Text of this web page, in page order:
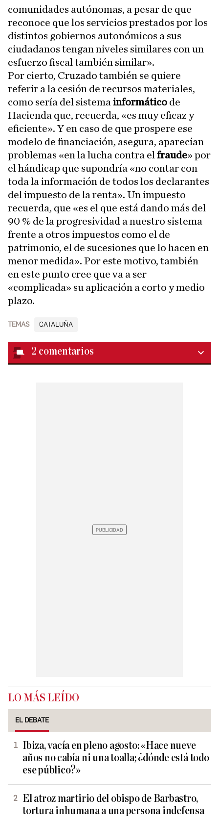
comunidades autónomas, a pesar de que
reconoce que los servicios prestados por los
distintos gobiernos autonómicos a sus
ciudadanos tengan niveles similares con un
esfuerzo fiscal también similar».
Por cierto, Cruzado también se quiere
referir a la cesión de recursos materiales,
como sería del sistema informático de
Hacienda que, recuerda, «es muy eficaz y
eficiente». Y en caso de que prospere ese
modelo de financiación, asegura, aparecían
problemas «en la lucha contra el fraude» por
el hándicap que supondría «no contar con
toda la información de todos los declarantes
del impuesto de la renta». Un impuesto
recuerda, que «es el que está dando más del
90 % de la progresividad a nuestro sistema
frente a otros impuestos como el de
patrimonio, el de sucesiones que lo hacen en
menor medida». Por este motivo, también
en este punto cree que va a ser
«complicada» su aplicación a corto y medio
plazo.
TEMAS CATALUÑA
2 comentarios
LO MÁS LEÍDO
EL DEBATE
Ibiza, vacía en pleno agosto: «Hace nueve
años no cabía ni una toalla; ¿dónde está todo
ese público?»
El atroz martirio del obispo de Barbastro,
tortura inhumana a una persona indefensa